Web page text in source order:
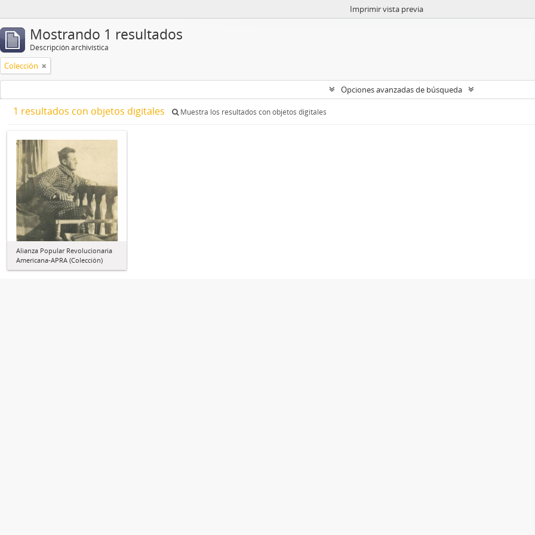
Imprimir vista previa
Mostrando 1 resultados
Descripción archivística
Colección
Opciones avanzadas de búsqueda
1 resultados con objetos digitales Muestra los resultados con objetos digitales
Alianza Popular Revolucionaria
Americana-APRA (Colección)